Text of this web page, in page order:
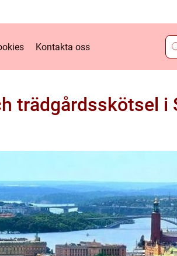
Kontakta oss
trädgårdsskötsel i